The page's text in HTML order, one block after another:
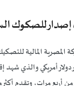
للصكوك السيادية
المصرية المالية